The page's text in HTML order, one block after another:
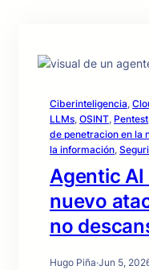
Ciberinteligencia,
LLMs, OSINT, Pentest
de penetracion en la
la información,
Agentic AI
nuevo
no
Hugo Piña·Jun 5,